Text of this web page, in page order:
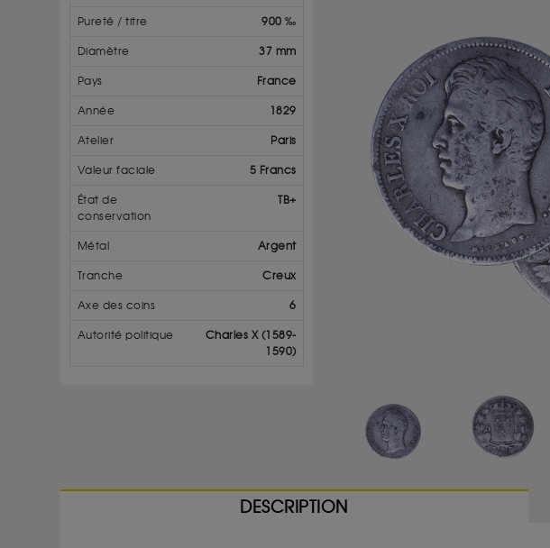
Pureté / titre 900 ‰
Diamètre 37 mm
Pays France
Année 1829
Atelier Paris
Valeur faciale 5 Francs
État de
conservation
TB+
Métal Argent
Tranche Creux
Axe des coins 6
Autorité politique
Charles X (1589-
1590)
DESCRIPTION